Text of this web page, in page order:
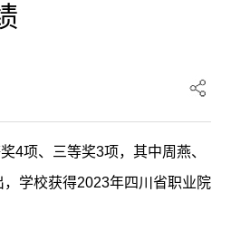
4项、三等奖3项，其中周燕、
学校获得2023年四川省职业院